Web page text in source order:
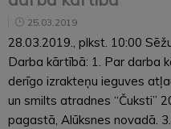
25.03.2019
28.03.2019., plkst. 10:00
Darba kārtībā: 1. Par darba
derīgo izrakteņu ieguves
un smilts atradnes “Čuksti”
pagastā, Alūksnes novadā. 3.